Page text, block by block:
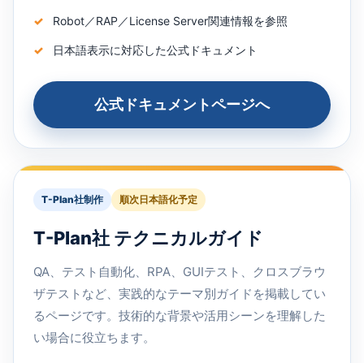
Robot／RAP／License Server関連情報を参照
日本語表示に対応した公式ドキュメント
公式ドキュメントページへ
T-Plan社制作 順次日本語化予定
T-Plan社 テクニカルガイド
QA、テスト自動化、RPA、GUIテスト、クロスブラウ
ザテストなど、実践的なテーマ別ガイドを掲載してい
るページです。技術的な背景や活用シーンを理解した
い場合に役立ちます。